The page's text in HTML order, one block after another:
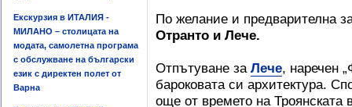
Екскурзия в ИТАЛИЯ -
МИЛАНО – столицата на
модата, самолетна програма
с обслужване на български
език с директен полет от
Варна
По желание и предварителна
Отранто и Лече.
Отпътуване за Лече, наречен
бароковата си архитектура.
още от времето на Троянската